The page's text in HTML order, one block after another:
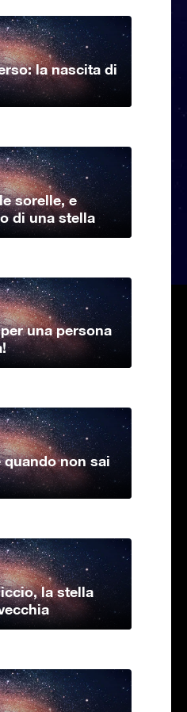
la nascita di
sorelle, e
di una stella
una persona
quando non sai
la stella